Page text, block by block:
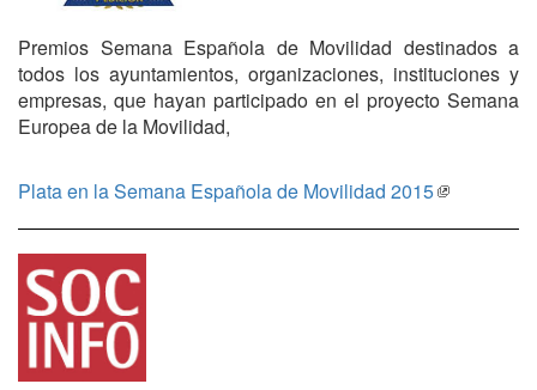
Premios Semana Española de Movilidad destinados a
todos los ayuntamientos, organizaciones, instituciones y
empresas, que hayan participado en el proyecto Semana
Europea de la Movilidad,
Plata en la Semana Española de Movilidad 2015